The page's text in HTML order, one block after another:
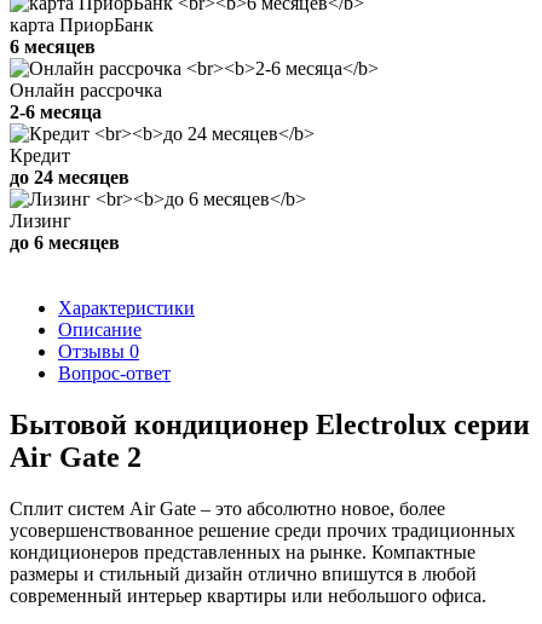
карта ПриорБанк
6 месяцев
Онлайн рассрочка
2-6 месяца
Кредит
до 24 месяцев
Лизинг
до 6 месяцев
Характеристики
Описание
Отзывы 0
Вопрос-ответ
Бытовой кондиционер Electrolux серии
Air Gate 2
Сплит систем Air Gate – это абсолютно новое, более
усовершенствованное решение среди прочих традиционных
кондиционеров представленных на рынке. Компактные
размеры и стильный дизайн отлично впишутся в любой
современный интерьер квартиры или небольшого офиса.